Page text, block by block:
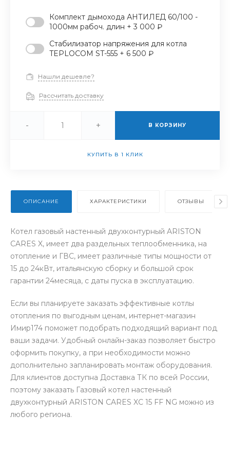
Комплект дымохода АНТИЛЕД 60/100 -
1000мм рабоч. длин + 3 000 ₽
Стабилизатор напряжения для котла
TEPLOCOM ST-555 + 6 500 ₽
Нашли дешевле?
Рассчитать доставку
- + В КОРЗИНУ
КУПИТЬ В 1 КЛИК
ОПИСАНИЕ ХАРАКТЕРИСТИКИ ОТЗЫВЫ
Котел газовый настенный двухконтурный ARISTON
CARES X, имеет два раздельных теплообменника, на
отопление и ГВС, имеет различные типы мощности от
15 до 24кВт, итальянскую сборку и большой срок
гарантии 24месяца, с даты пуска в эксплуатацию.
Если вы планируете заказать эффективные котлы
отопления по выгодным ценам, интернет-магазин
Имир174 поможет подобрать подходящий вариант под
ваши задачи. Удобный онлайн-заказ позволяет быстро
оформить покупку, а при необходимости можно
дополнительно запланировать монтаж оборудования.
Для клиентов доступна Доставка ТК по всей России,
поэтому заказать Газовый котел настенный
двухконтурный ARISTON CARES XС 15 FF NG можно из
любого региона.